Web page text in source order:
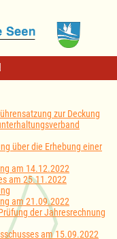
zur Deckung
über die Erhebung einer
am 14.12.2022
am 25.11.2022
am 21.09.2022
der Jahresrechnung
am 15.09.2022